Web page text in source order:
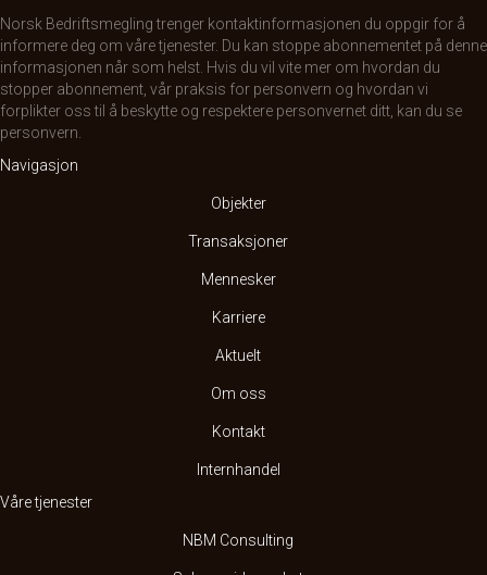
Norsk Bedriftsmegling trenger kontaktinformasjonen du oppgir for å
informere deg om våre tjenester. Du kan stoppe abonnementet på denne
informasjonen når som helst. Hvis du vil vite mer om hvordan du
stopper abonnement, vår praksis for personvern og hvordan vi
forplikter oss til å beskytte og respektere personvernet ditt, kan du se
personvern
Navigasjon
Objekter
Transaksjoner
Mennesker
Karriere
Aktuelt
Om oss
Kontakt
Internhandel
Våre tjenester
NBM Consulting